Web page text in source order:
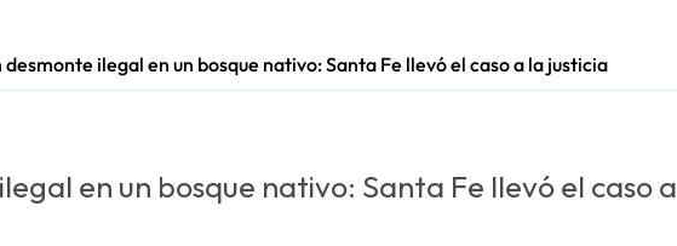
desmonte ilegal en un bosque nativo: Santa Fe llevó el caso a la justicia
en un bosque nativo: Santa Fe llevó el caso a